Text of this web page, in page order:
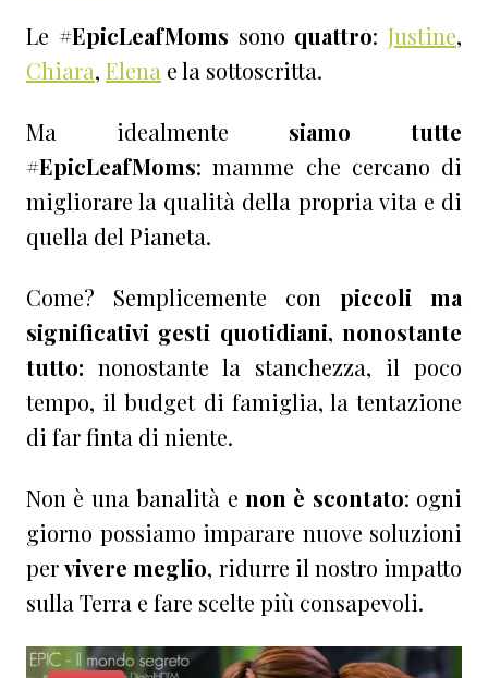
Le #EpicLeafMoms sono quattro: Justine,
Chiara, Elena e la sottoscritta.
Ma idealmente siamo tutte
#EpicLeafMoms: mamme che cercano di
migliorare la qualità della propria vita e di
quella del Pianeta.
Come? Semplicemente con piccoli ma
significativi gesti quotidiani, nonostante
tutto: nonostante la stanchezza, il poco
tempo, il budget di famiglia, la tentazione
di far finta di niente.
Non è una banalità e non è scontato: ogni
giorno possiamo imparare nuove soluzioni
pervivere meglio, ridurre il nostro impatto
sulla Terra e fare scelte più consapevoli.